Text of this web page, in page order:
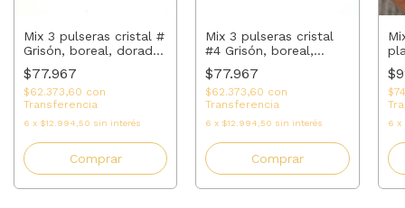
Mix 3 pulseras cristal #
Grisón, boreal, dorado
| AMALO
$77.967
$62.373,60 con
Transferencia
6 x $12.994,50 sin interés
Comprar
Mix 3 pulseras cristal
#4 Grisón, boreal,
salmón | AMALO
$77.967
$62.373,60 con
Transferencia
6 x $12.994,50 sin interés
Comprar
6 x